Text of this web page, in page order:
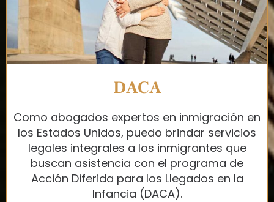
DACA
Como abogados expertos en inmigración en
los Estados Unidos, puedo brindar servicios
legales integrales a los inmigrantes que
buscan asistencia con el programa de
Acción Diferida para los Llegados en la
Infancia (DACA).